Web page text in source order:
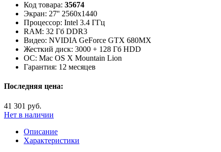
Код товара: 35674
Экран: 27'' 2560x1440
Процессор: Intel 3.4 ГГц
RAM: 32 Гб DDR3
Видео: NVIDIA GeForce GTХ 680MX
Жесткий диск: 3000 + 128 Гб HDD
ОС: Mac OS X Mountain Lion
Гарантия: 12 месяцев
Последняя цена:
41 301 руб.
Нет в наличии
Описание
Характеристики